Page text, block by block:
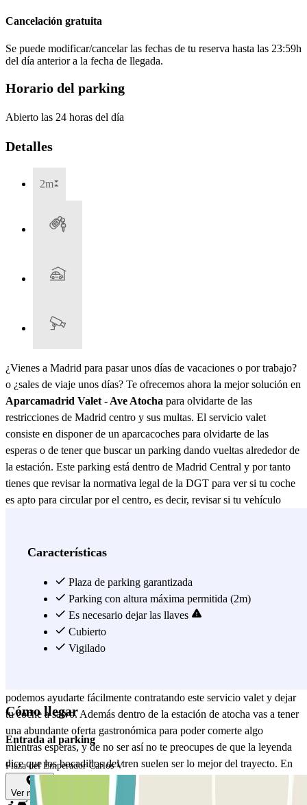
Cancelación gratuita
Se puede modificar/cancelar las fechas de tu reserva hasta las 23:59h
del día anterior a la fecha de llegada.
Horario del parking
Abierto las 24 horas del día
Detalles
2m
¿Vienes a Madrid para pasar unos días de vacaciones o por trabajo?
o ¿sales de viaje unos días? Te ofrecemos ahora la mejor solución en
Aparcamadrid Valet - Ave Atocha para olvidarte de las
restricciones de Madrid centro y sus multas. El servicio valet
consiste en disponer de un aparcacoches para olvidarte de las
esperas o de tener que buscar un parking dando vueltas alrededor de
la estación. Este parking está dentro de Madrid Central y por tanto
tienes que revisar la normativa legal de la DGT para ver si tu coche
es apto para circular por el centro, es decir, revisar si tu vehículo
personal del parking se encargará de recoger allí tu vehículo y de
solicites la devolución. ¡Y recuerda! Este es solo el punto de
encuentro con el conductor que recogerá tu vehículo. Tú solo
encárgate de llamar 20 minutos antes de tu llegada y de disfrutar tu
viaje. El parking se trata de un aparcamiento cubierto, vigilado y
abierto las 24 horas los 7 días de la semana. Tiene baños y recarga
podemos ayudarte fácilmente contratando este servicio valet y dejar
tu coche a salvo. Además dentro de la estación de atocha vas a tener
una abundante oferta gastronómica para poder comerte algo
mientras esperas, y de no ser así no te preocupes de que la leyenda
dice que los bocadillos del tren suelen ser lo mejor del trayecto. En
Parclick podrás leer reseñas de clientes y elegir el parking que mejor
encaje con tus necesidades, ya sea por precio o por distancia A tu
Características
Plaza de parking garantizada
Parking con altura máxima permitida (2m)
Es necesario dejar las llaves
Cubierto
Vigilado
Cómo llegar
Entrada al parking
Plaza del Emperador Carlos V
Ver mapa